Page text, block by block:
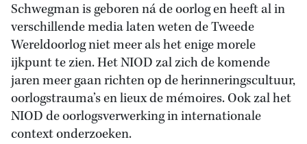
Schwegman is geboren ná de oorlog en heeft al in
verschillende media laten weten de Tweede
Wereldoorlog niet meer als het enige morele
ijkpunt te zien. Het NIOD zal zich de komende
jaren meer gaan richten op de herinneringscultuur,
oorlogstrauma’s en lieux de mémoires. Ook zal het
NIOD de oorlogsverwerking in internationale
context onderzoeken.